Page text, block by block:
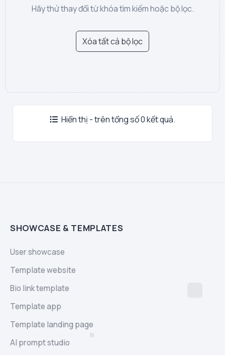
Hãy thử thay đổi từ khóa tìm kiếm hoặc bộ lọc.
Xóa tất cả bộ lọc
Hiển thị - trên tổng số 0 kết quả.
SHOWCASE & TEMPLATES
User showcase
Template website
Bio link template
Template app
Template landing page
AI prompt studio